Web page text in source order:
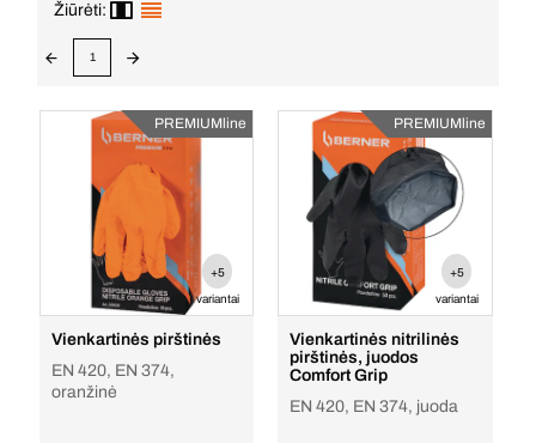
Žiūrėti:
1
PREMIUMline
+5
variantai
Vienkartinės pirštinės
EN 420, EN 374,
oranžinė
PREMIUMline
+5
variantai
Vienkartinės nitrilinės
pirštinės, juodos
Comfort Grip
EN 420, EN 374, juoda